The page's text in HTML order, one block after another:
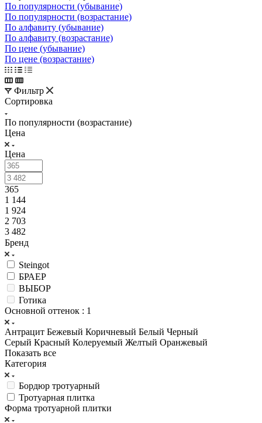
По популярности (убывание)
По популярности (возрастание)
По алфавиту (убывание)
По алфавиту (возрастание)
По цене (убывание)
По цене (возрастание)
Фильтр
Сортировка
По популярности (возрастание)
Цена
Цена
365
1 144
1 924
2 703
3 482
Бренд
Steingot
БРАЕР
ВЫБОР
Готика
Основной оттенок : 1
Антрацит Бежевый Коричневый Белый Черный
Серый Красный Колеруемый Желтый Оранжевый
Показать все
Категория
Бордюр тротуарный
Тротуарная плитка
Форма тротуарной плитки